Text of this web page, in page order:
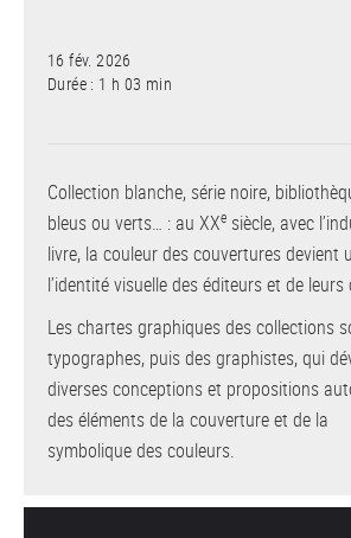
16 fév. 2026
Durée : 1 h 03 min
Collection blanche, série noire,
bleus ou verts… : au XXe siècle, avec
livre, la couleur des couvertures devient
l’identité visuelle des éditeurs et de
Les chartes graphiques des collections
typographes, puis des graphistes, qui
diverses conceptions et propositions
des éléments de la couverture et de la
symbolique des couleurs.